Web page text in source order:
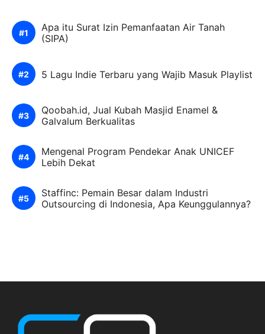
Apa itu Surat Izin Pemanfaatan Air Tanah
(SIPA)
5 Lagu Indie Terbaru yang Wajib Masuk Playlist
Qoobah.id, Jual Kubah Masjid Enamel &
Galvalum Berkualitas
Mengenal Program Pendekar Anak UNICEF
Lebih Dekat
Staffinc: Pemain Besar dalam Industri
Outsourcing di Indonesia, Apa Keunggulannya?